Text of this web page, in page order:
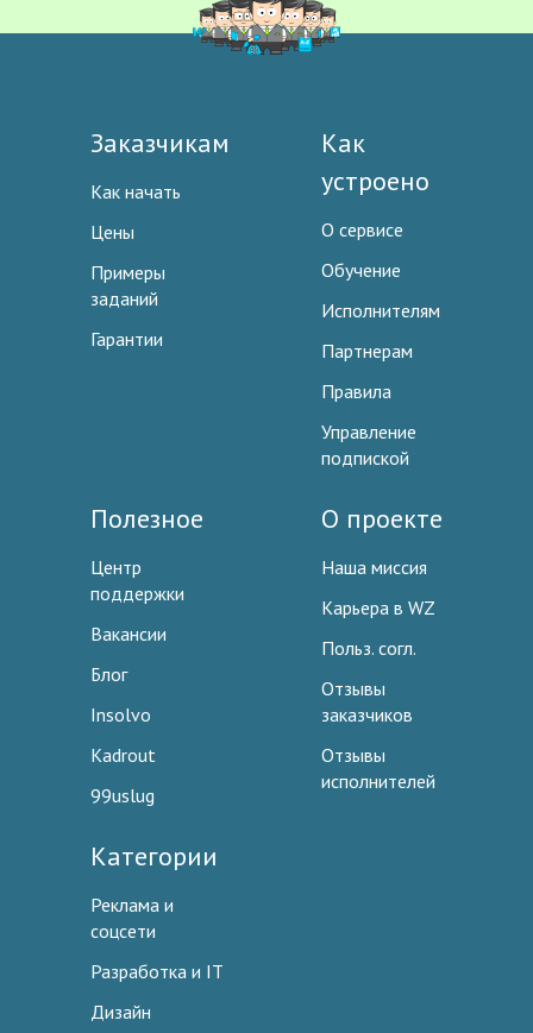
Заказчикам
Как начать
Цены
Примеры
заданий
Гарантии
Как
устроено
О сервисе
Обучение
Исполнителям
Партнерам
Правила
Управление
подпиской
Полезное
Центр
поддержки
Вакансии
Блог
Insolvo
Kadrout
99uslug
О проекте
Наша миссия
Карьера в WZ
Польз. согл.
Отзывы
заказчиков
Отзывы
исполнителей
Категории
Реклама и
соцсети
Разработка и IT
Дизайн